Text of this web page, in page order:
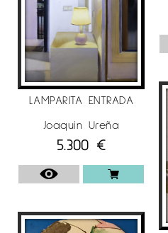
LAMPARITA ENTRADA
Joaquín Ureña
5.300 €